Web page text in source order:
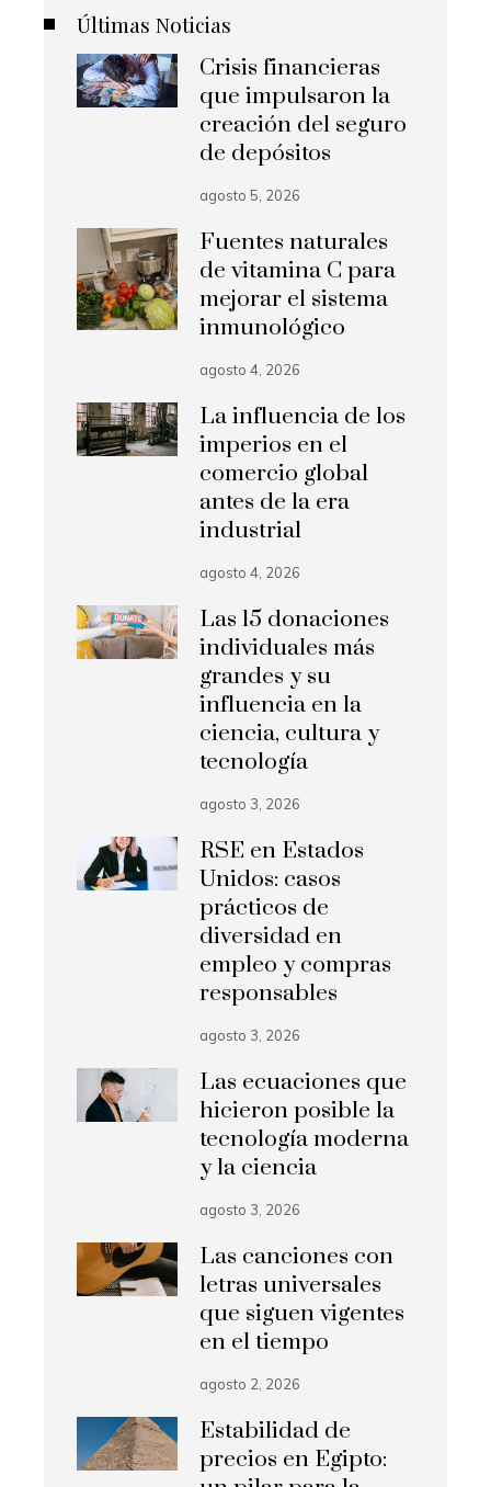
Últimas Noticias
Crisis financieras
que impulsaron la
creación del seguro
de depósitos
agosto 5, 2026
Fuentes naturales
de vitamina C para
mejorar el sistema
inmunológico
agosto 4, 2026
La influencia de los
imperios en el
comercio global
antes de la era
industrial
agosto 4, 2026
Las 15 donaciones
individuales más
grandes y su
influencia en la
ciencia, cultura y
tecnología
agosto 3, 2026
RSE en Estados
Unidos: casos
prácticos de
diversidad en
empleo y compras
responsables
agosto 3, 2026
Las ecuaciones que
hicieron posible la
tecnología moderna
y la ciencia
agosto 3, 2026
Las canciones con
letras universales
que siguen vigentes
en el tiempo
agosto 2, 2026
Estabilidad de
precios en Egipto: